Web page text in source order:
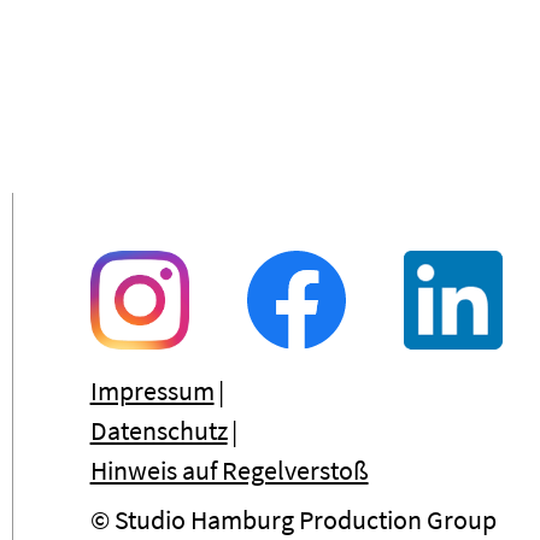
Impressum
Datenschutz
Hinweis auf Regelverstoß
© Studio Hamburg Production Group